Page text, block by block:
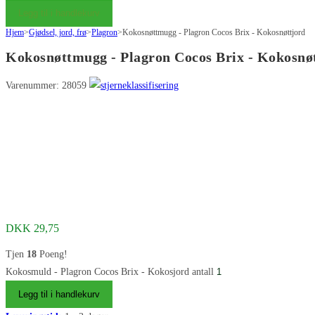
Legg til i handlekurv
Hjem>Gjødsel, jord, frø>Plagron>Kokosnøttmugg - Plagron Cocos Brix - Kokosnøttjord
Kokosnøttmugg - Plagron Cocos Brix -
Varenummer: 28059
DKK 29,75
Tjen 18 Poeng!
Kokosmuld - Plagron Cocos Brix - Kokosjord antall
Legg til i handlekurv